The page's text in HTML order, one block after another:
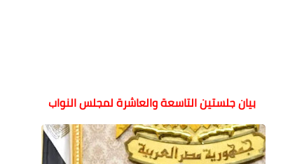
بيان جلستين التاسعة والعاشرة لمجلس النواب